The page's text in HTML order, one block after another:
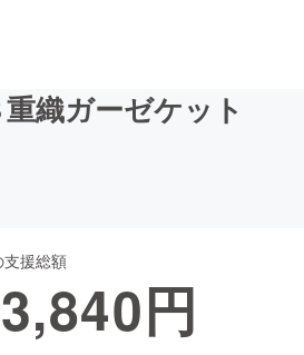
ファッション
織ガーゼケット
援総額
円